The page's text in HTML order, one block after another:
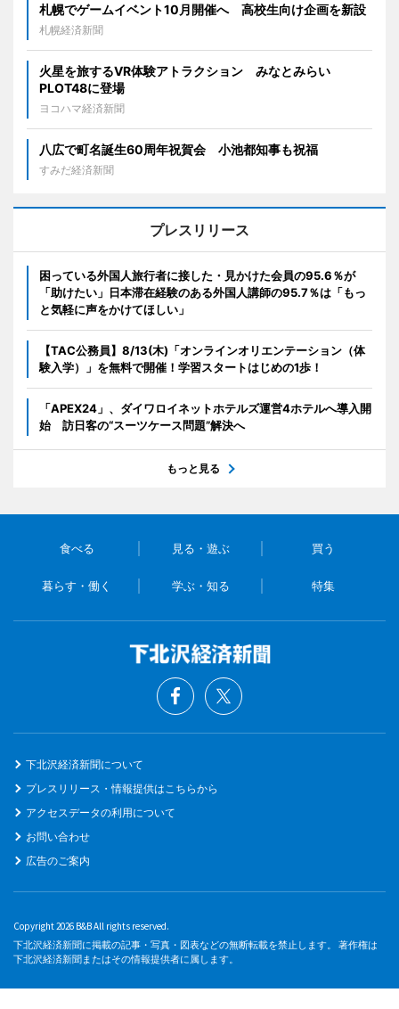
札幌でゲームイベント10月開催へ 高校生向け企画を新設
札幌経済新聞
火星を旅するVR体験アトラクション みなとみらい
PLOT48に登場
ヨコハマ経済新聞
八広で町名誕生60周年祝賀会 小池都知事も祝福
すみだ経済新聞
プレスリリース
困っている外国人旅行者に接した・見かけた会員の95.6％が
「助けたい」日本滞在経験のある外国人講師の95.7％は「もっ
と気軽に声をかけてほしい」
【TAC公務員】8/13(木)「オンラインオリエンテーション（体
験入学）」を無料で開催！学習スタートはじめの1歩！
「APEX24」、ダイワロイネットホテルズ運営4ホテルへ導入開
始 訪日客の“スーツケース問題”解決へ
もっと見る
食べる 見る・遊ぶ 買う
暮らす・働く 学ぶ・知る 特集
下北沢経済新聞について
プレスリリース・情報提供はこちらから
アクセスデータの利用について
お問い合わせ
広告のご案内
Copyright 2026 B&B All rights reserved.
下北沢経済新聞に掲載の記事・写真・図表などの無断転載を禁止します。 著作権は
下北沢経済新聞またはその情報提供者に属します。